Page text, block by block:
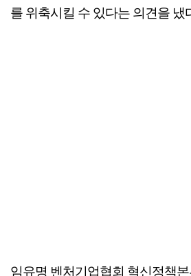
를 위축시킬 수 있다는 의견을 냈
임유명 벤처기업협회 혁신정책